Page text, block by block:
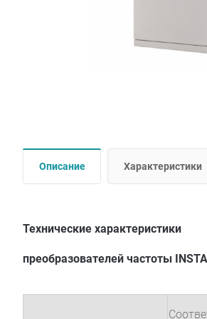
Описание Характеристики
Технические характеристики
преобразователей частоты